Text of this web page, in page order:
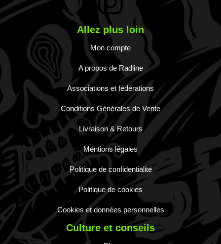
Allez plus loin
Mon compte
A propos de Radline
Associations et fédérations
Conditions Générales de Vente
Livraison & Retours
Mentions légales
Politique de confidentialité
Politique de cookies
Cookies et données personnelles
Culture et conseils